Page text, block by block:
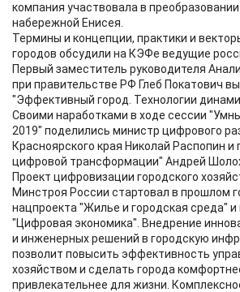
компания участвовала в
набережной Енисея.
Термины и концепции, практики и
городов обсудили на КЭФе ведущие
Первый заместитель руководителя
при правительстве РФ Глеб Покатович
"Эффективный город. Технологии
Своими наработками в ходе сессии
2019" поделились министр цифрового
Красноярского края Николай Распопин и
цифровой трансформации" Андрей
Проект цифровизации городского
Минстроя России стартовал в прошлом
нацпроекта "Жилье и городская среда"
"Цифровая экономика". Внедрение
и инженерных решений в городскую
позволит повысить эффективность
хозяйством и сделать города
привлекательнее для жизни.